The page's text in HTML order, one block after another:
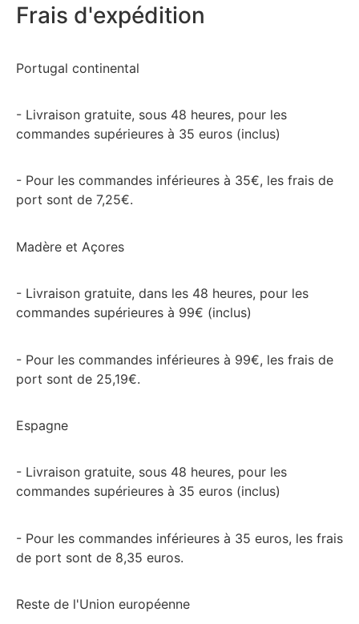
Frais d'expédition
Portugal continental
- Livraison gratuite, sous 48 heures, pour les
commandes supérieures à 35 euros (inclus)
- Pour les commandes inférieures à 35€, les frais de
port sont de 7,25€.
Madère et Açores
- Livraison gratuite, dans les 48 heures, pour les
commandes supérieures à 99€ (inclus)
- Pour les commandes inférieures à 99€, les frais de
port sont de 25,19€.
Espagne
- Livraison gratuite, sous 48 heures, pour les
commandes supérieures à 35 euros (inclus)
- Pour les commandes inférieures à 35 euros, les frais
de port sont de 8,35 euros.
Reste de l'Union européenne